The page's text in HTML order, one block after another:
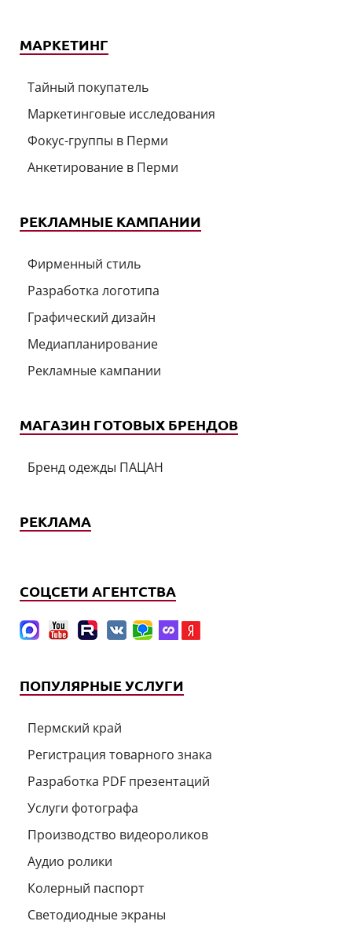
МАРКЕТИНГ
Тайный покупатель
Маркетинговые исследования
Фокус-группы в Перми
Анкетирование в Перми
РЕКЛАМНЫЕ КАМПАНИИ
Фирменный стиль
Разработка логотипа
Графический дизайн
Медиапланирование
Рекламные кампании
МАГАЗИН ГОТОВЫХ БРЕНДОВ
Бренд одежды ПАЦАН
РЕКЛАМА
СОЦСЕТИ АГЕНТСТВА
ПОПУЛЯРНЫЕ УСЛУГИ
Пермский край
Регистрация товарного знака
Разработка PDF презентаций
Услуги фотографа
Производство видеороликов
Аудио ролики
Колерный паспорт
Светодиодные экраны